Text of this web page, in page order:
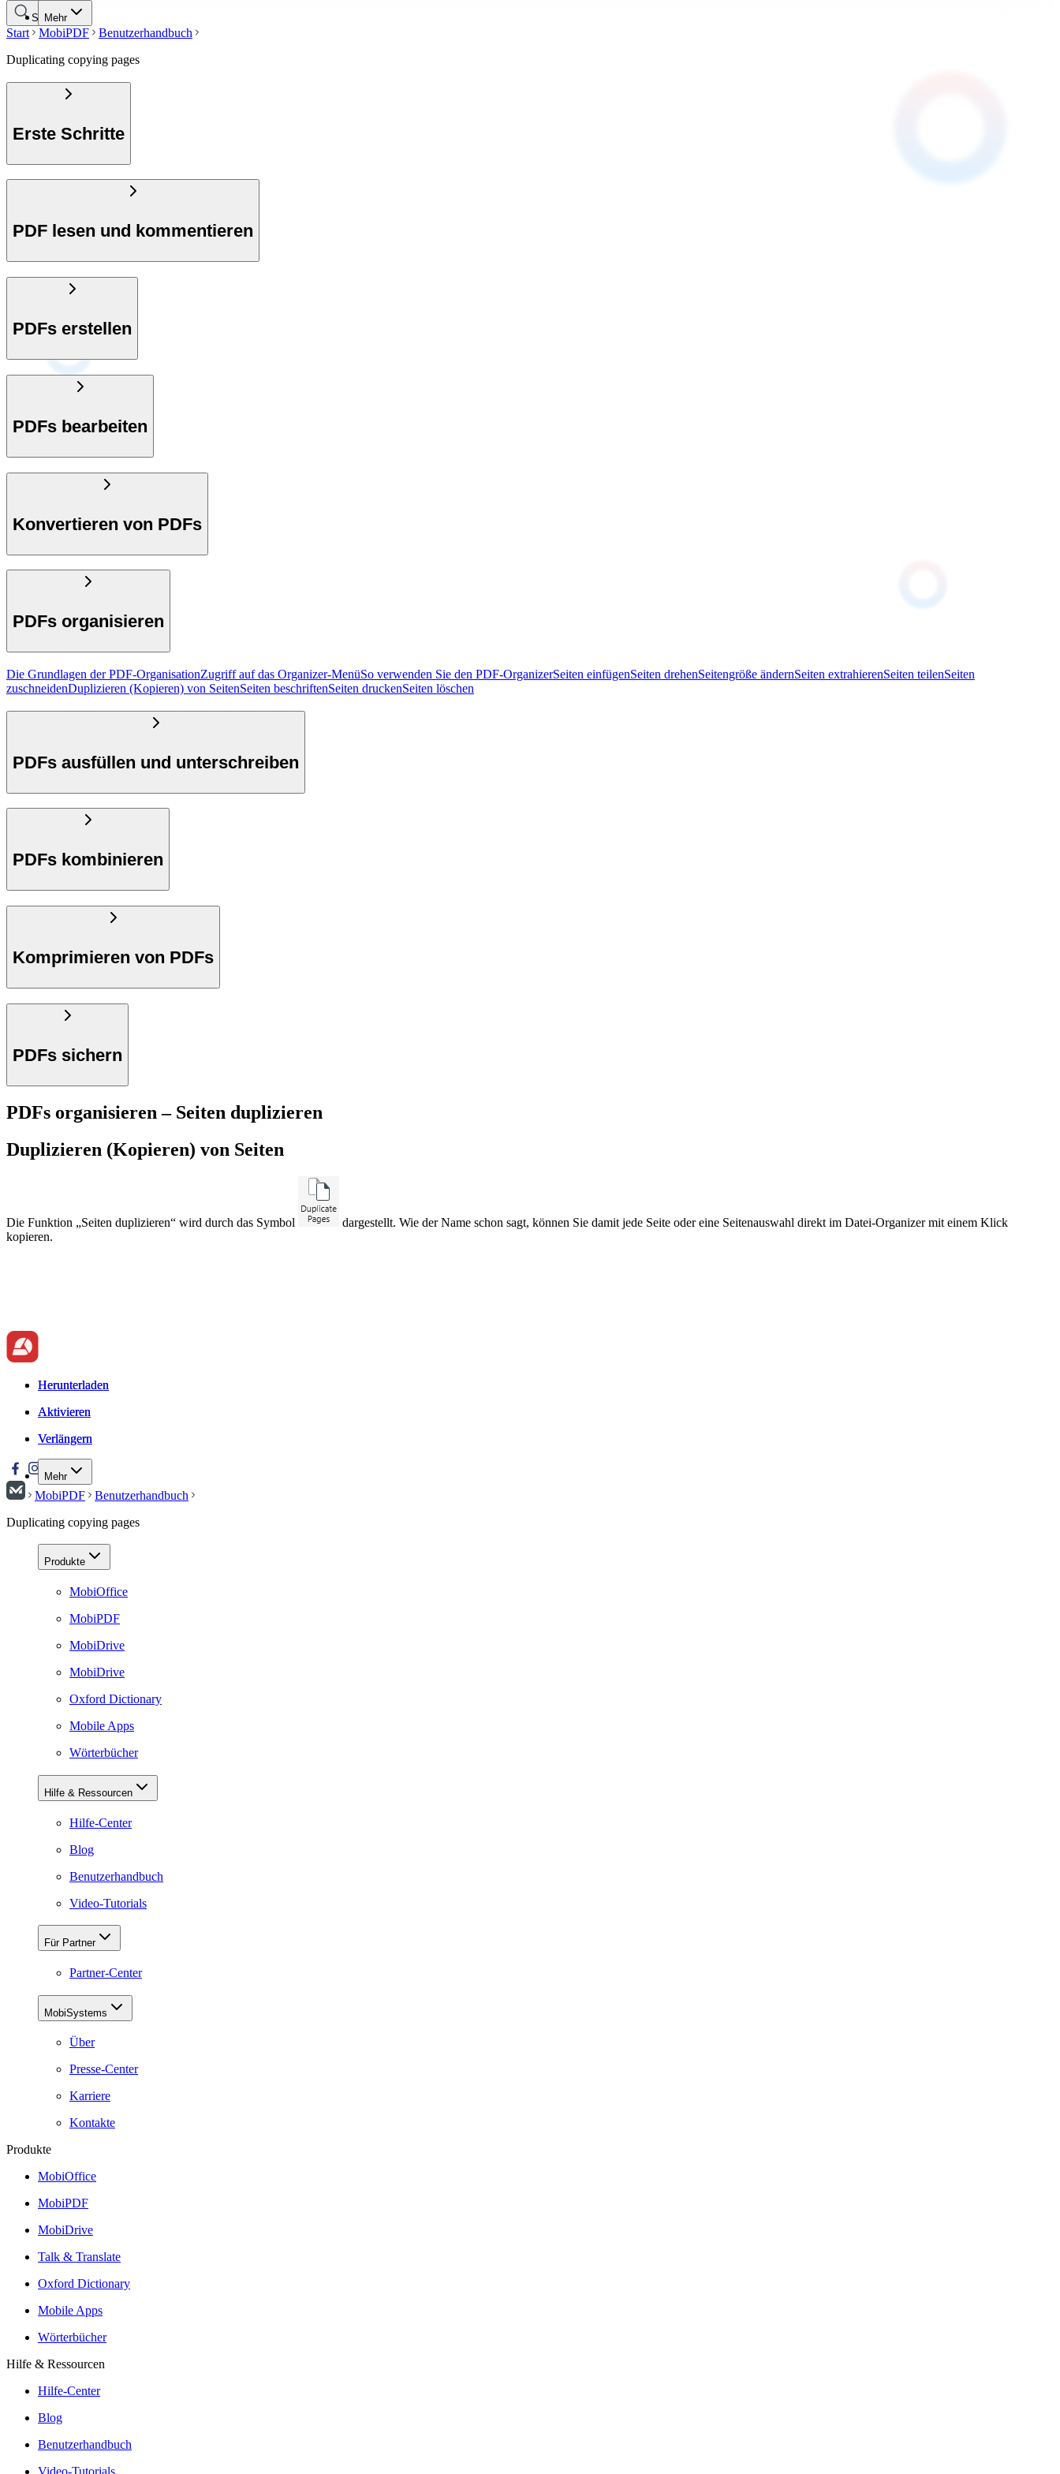
Mehr
Suche
Start MobiPDF
Benutzerhandbuch
Duplicating copying pages
Erste Schritte
PDF lesen und kommentieren
PDFs erstellen
PDFs bearbeiten
Konvertieren von PDFs
PDFs organisieren
Die Grundlagen der PDF-OrganisationZugriff auf das Organizer-MenüSo verwenden Sie den PDF-OrganizerSeiten einfügenSeiten drehenSeitengröße ändernSeiten extrahierenSeiten teilenSeiten
zuschneidenDuplizieren (Kopieren) von SeitenSeiten beschriftenSeiten druckenSeiten löschen
PDFs ausfüllen und unterschreiben
PDFs kombinieren
Komprimieren von PDFs
PDFs sichern
PDFs organisieren – Seiten duplizieren
Duplizieren (Kopieren) von Seiten
Die Funktion „Seiten duplizieren“ wird durch das Symbol
dargestellt. Wie der Name schon sagt, können Sie damit jede Seite oder eine Seitenauswahl direkt im Datei-Organizer mit einem Klick
kopieren.
Herunterladen
Aktivieren
Verlängern
Mehr
Herunterladen
Aktivieren
Verlängern
MobiPDF
Benutzerhandbuch
Duplicating copying pages
Produkte
MobiOffice
MobiPDF
MobiDrive
MobiDrive
Oxford Dictionary
Mobile Apps
Wörterbücher
Hilfe & Ressourcen
Hilfe-Center
Blog
Benutzerhandbuch
Video-Tutorials
Für Partner
Partner-Center
MobiSystems
Über
Presse-Center
Karriere
Kontakte
Produkte
MobiOffice
MobiPDF
MobiDrive
Talk & Translate
Oxford Dictionary
Mobile Apps
Wörterbücher
Hilfe & Ressourcen
Hilfe-Center
Blog
Benutzerhandbuch